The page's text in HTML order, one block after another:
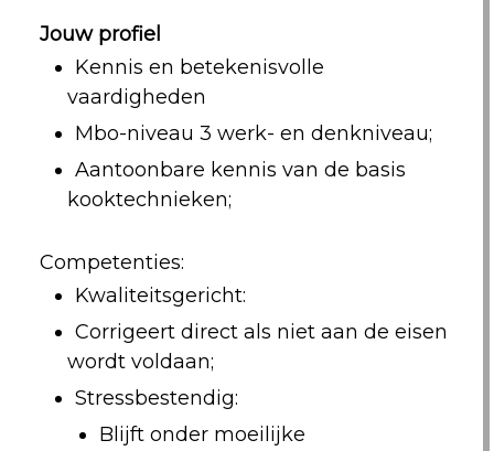
Jouw profiel
Kennis en betekenisvolle
vaardigheden
Mbo-niveau 3 werk- en denkniveau;
Aantoonbare kennis van de basis
kooktechnieken;
Competenties:
Kwaliteitsgericht:
Corrigeert direct als niet aan de eisen
wordt voldaan;
Stressbestendig:
Blijft onder moeilijke